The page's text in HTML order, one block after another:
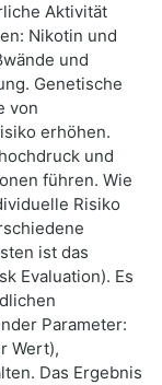
Aktivität
Nikotin und
und
Genetische
von
erhöhen.
und
führen. Wie
Risiko
ist das
Evaluation). Es
Parameter:
Wert),
Das Ergebnis